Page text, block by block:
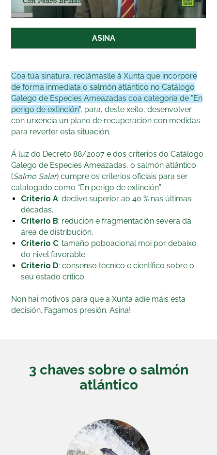
A túa sinatura nesta campaña servirá para
trasladar á Xunta unhapetición formalpara
que inclúa o salmón no Catálogo Galego de
Especies Ameazadas na categoría de "En perigo
perdémolo definitivamente. Apoia esta
proposta!
ASINA!
Moitos ríos históricos, como o Eume, o Tambre e
o Sor, perderon completamente o salmón.
Noutros, como o Ulla, apenas sobreviven
arredor de 50 individuos reprodutores, unha cifra
incompatible coa supervivencia a medio prazo.
criterio para a categoría de “En perigo de
extinción”.
Unha área de distribución drasticamente
actualidade, menos de 8 manteñen poboacións
reprodutoras estables. A área de presenza
reduciuse en máis dun 75% respecto á
distribución histórica, e ríos coma o Eume,
Tambre ou Sor perderon completamente as
súas poboacións de salmón. Moitas delas
Esta fragmentación incrementa o risco de
colapso local e perda de diversidade xenética.
Un tamaño poboacional crítico: as
estimacións máis recentes indican que o número
total de adultos que regresan aos ríos galegos
se sitúa entre 1.500 e 2.000 exemplares. Nalgúns
ríos, a poboación reprodutora efectiva é inferior
a 50 exemplares. Estes valores sitúan a especie
moi por baixo do nivel mínimo considerado
viable a medio e longo prazo.
proxecto DiadES e informes internacionais
prevén un descenso adicional do 30–50 % nas
Sen cambios estruturais na xestión, a tendencia é
claramente regresiva. Cómpre actuar. Asina para
ASINA
Coa túa sinatura, reclámaslle á Xunta que incorpore
de forma inmediata o salmón atlántico no Catálogo
Galego de Especies Ameazadas coa categoría de "En
perigo de extinción", para, deste xeito, desenvolver
con urxencia un plano de recuperación con medidas
para reverter esta situación.
Á luz do Decreto 88/2007 e dos criterios do Catálogo
Galego de Especies Ameazadas, o salmón atlántico
(Salmo Salar) cumpre os criterios oficiais para ser
catalogado como “En perigo de extinción”:
Criterio A: declive superior ao 40 % nas últimas
décadas.
Criterio B: redución e fragmentación severa da
área de distribución.
Criterio C: tamaño poboacional moi por debaixo
do nivel favorable.
Criterio D: consenso técnico e científico sobre o
seu estado crítico.
Non hai motivos para que a Xunta adíe máis esta
decisión. Fagamos presión. Asina!
3 chaves sobre o salmón
atlántico